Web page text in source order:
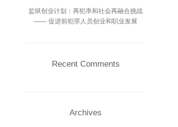
监狱创业计划：再犯率和社会再融合挑战
—— 促进前犯罪人员创业和职业发展
Recent Comments
Archives